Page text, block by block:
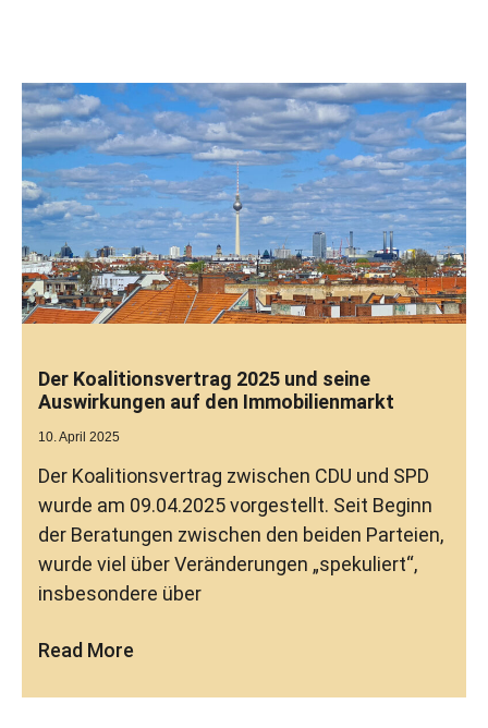
Der Koalitionsvertrag 2025 und seine
Auswirkungen auf den Immobilienmarkt
10. April 2025
Der Koalitionsvertrag zwischen CDU und SPD
wurde am 09.04.2025 vorgestellt. Seit Beginn
der Beratungen zwischen den beiden Parteien,
wurde viel über Veränderungen „spekuliert“,
insbesondere über
Read More